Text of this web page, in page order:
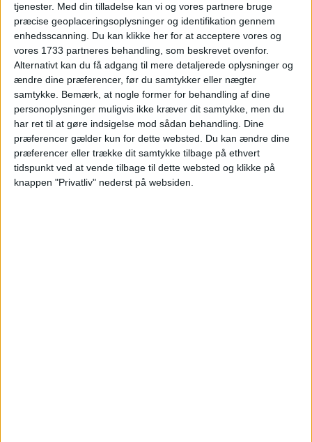
tjenester. Med din tilladelse kan vi og vores partnere bruge
præcise geoplaceringsoplysninger og identifikation gennem
enhedsscanning. Du kan klikke her for at acceptere vores og
vores 1733 partneres behandling, som beskrevet ovenfor.
Alternativt kan du få adgang til mere detaljerede oplysninger og
ændre dine præferencer, før du samtykker eller nægter
samtykke. Bemærk, at nogle former for behandling af dine
personoplysninger muligvis ikke kræver dit samtykke, men du
har ret til at gøre indsigelse mod sådan behandling. Dine
præferencer gælder kun for dette websted. Du kan ændre dine
præferencer eller trække dit samtykke tilbage på ethvert
tidspunkt ved at vende tilbage til dette websted og klikke på
knappen "Privatliv" nederst på websiden.
Ryd valg Vis hotel
Læs videre efter Annoncen
Annonce